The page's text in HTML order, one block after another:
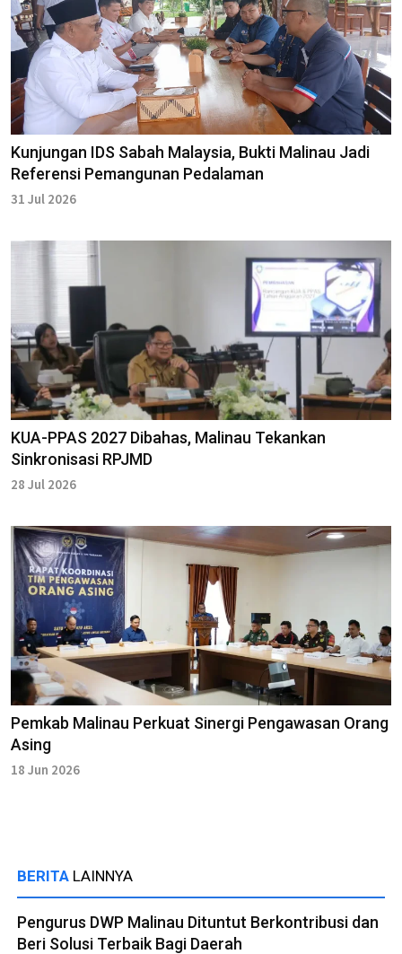
Kunjungan IDS Sabah Malaysia, Bukti Malinau Jadi
Referensi Pemangunan Pedalaman
31 Jul 2026
KUA-PPAS 2027 Dibahas, Malinau Tekankan
Sinkronisasi RPJMD
28 Jul 2026
Pemkab Malinau Perkuat Sinergi Pengawasan Orang
Asing
18 Jun 2026
BERITA LAINNYA
Pengurus DWP Malinau Dituntut Berkontribusi dan
Beri Solusi Terbaik Bagi Daerah